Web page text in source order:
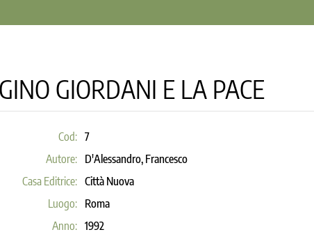
GIORDANI E LA PACE
Cod:
Autore:
Casa Editrice:
Luogo:
Anno:
7
D'Alessandro, Francesco
Città Nuova
Roma
1992